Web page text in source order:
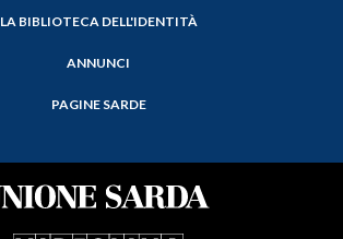
LA BIBLIOTECA DELL'IDENTITÀ
ANNUNCI
PAGINE SARDE